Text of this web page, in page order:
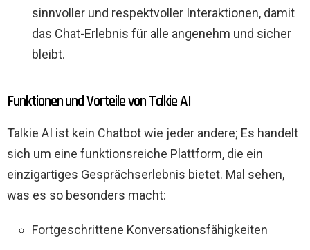
sinnvoller und respektvoller Interaktionen, damit
das Chat-Erlebnis für alle angenehm und sicher
bleibt.
Funktionen und Vorteile von Talkie AI
Talkie AI ist kein Chatbot wie jeder andere; Es handelt
sich um eine funktionsreiche Plattform, die ein
einzigartiges Gesprächserlebnis bietet. Mal sehen,
was es so besonders macht:
Fortgeschrittene Konversationsfähigkeiten